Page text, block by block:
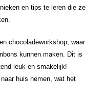
en tips te leren die ze
chocoladeworkshop, waar
kunnen maken. Dit is
leuk en smakelijk!
huis nemen, wat het